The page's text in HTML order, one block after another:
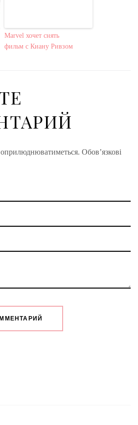
Marvel хочет снять
фильм с Киану Ривзом
Обов’язкові